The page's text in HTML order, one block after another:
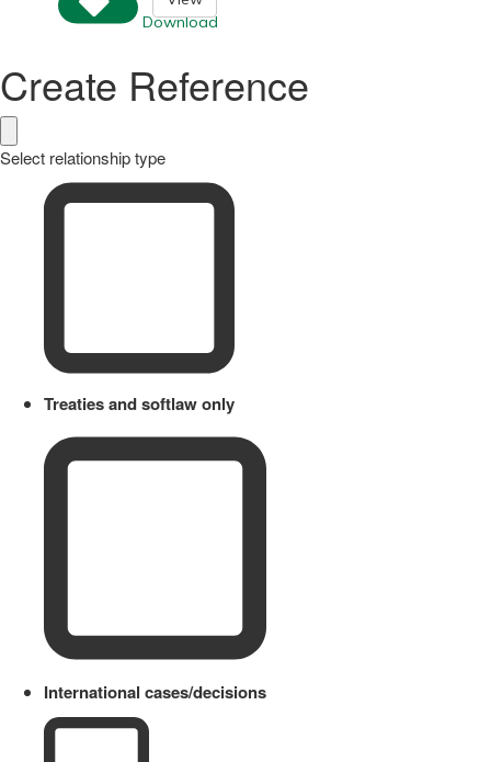
Download
Create Reference
Select relationship type
Treaties and softlaw only
International cases/decisions